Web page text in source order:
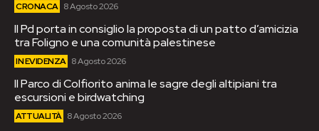
CRONACA 8 Agosto 2026
Il Pd porta in consiglio la proposta di un patto d’amicizia
tra Foligno e una comunità palestinese
IN EVIDENZA 8 Agosto 2026
Il Parco di Colfiorito anima le sagre degli altipiani tra
escursioni e birdwatching
ATTUALITÀ 8 Agosto 2026